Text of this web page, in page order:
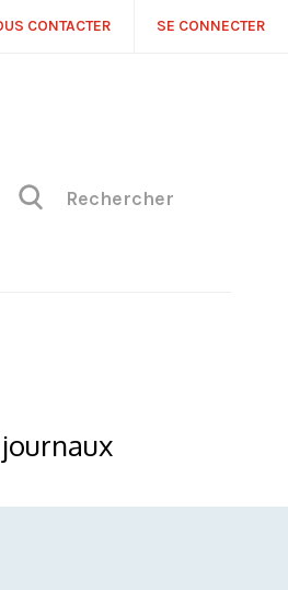
CONTACTER SE CONNECTER